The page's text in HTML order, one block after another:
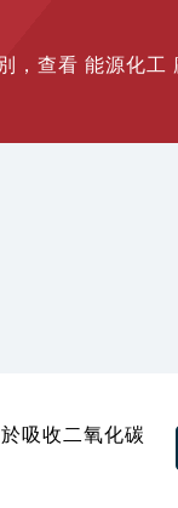
查看 能源化工
吸收二氧化碳